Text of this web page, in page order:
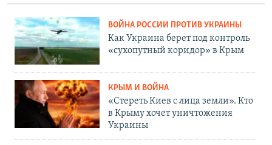
ВОЙНА РОССИИ ПРОТИВ УКРАИНЫ
Как Украина берет под контроль
«сухопутный коридор» в Крым
КРЫМ И ВОЙНА
«Стереть Киев с лица земли». Кто
в Крыму хочет уничтожения
Украины